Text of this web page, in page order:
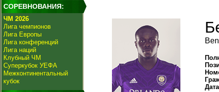
СОРЕВНОВАНИЯ:
ЧМ 2026
Лига чемпионов
Лига Европы
Лига конференций
Лига наций
Клубный ЧМ
Суперкубок УЕФА
Межконтинентальный
кубок